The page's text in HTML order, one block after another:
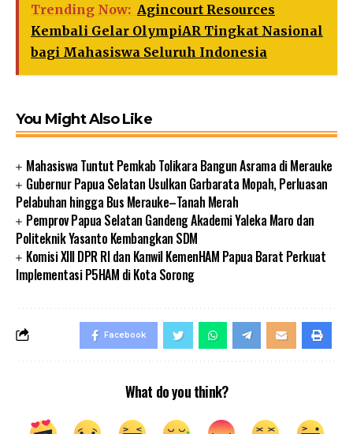
Trending Now: Agincourt Resources
Kembali Gelar OlympiAR Tingkat Nasional
bagi Mahasiswa Seluruh Indonesia
You Might Also Like
Mahasiswa Tuntut Pemkab Tolikara Bangun Asrama di Merauke
Gubernur Papua Selatan Usulkan Garbarata Mopah, Perluasan
Pelabuhan hingga Bus Merauke–Tanah Merah
Pemprov Papua Selatan Gandeng Akademi Yaleka Maro dan
Politeknik Yasanto Kembangkan SDM
Komisi XIII DPR RI dan Kanwil KemenHAM Papua Barat Perkuat
Implementasi P5HAM di Kota Sorong
Facebook
What do you think?